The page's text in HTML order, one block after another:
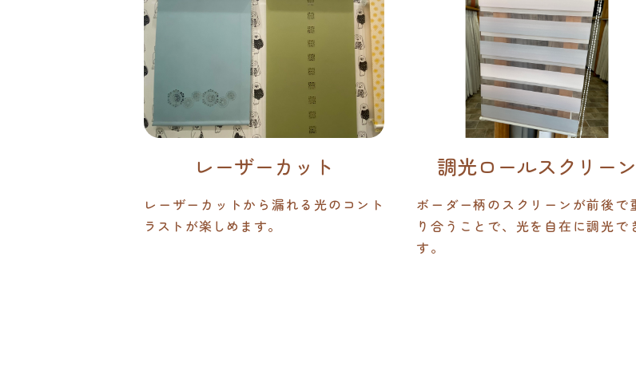
レーザーカット
レーザーカットから漏れる光のコント
ラストが楽しめます。
調光ロールスクリーン
ボーダー柄のスクリーンが前後で
り合うことで、光を自在に調光で
す。